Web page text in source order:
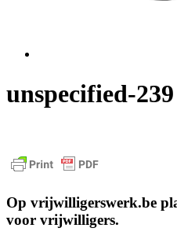
unspecified-239
Op vrijwilligerswerk.be
voor vrijwilligers.